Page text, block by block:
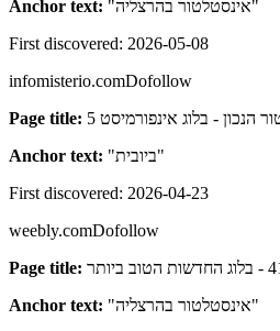
Anchor text: "אינסטלטור בהרצליה"
First discovered: 2026-05-08
infomisterio.comDofollow
Page title:
הנכון - בלוג אינפורמיסט
Anchor text: "ביובית"
First discovered: 2026-04-23
weebly.comDofollow
Page title:
Anchor text: "אינסטלטור בהרצליה"